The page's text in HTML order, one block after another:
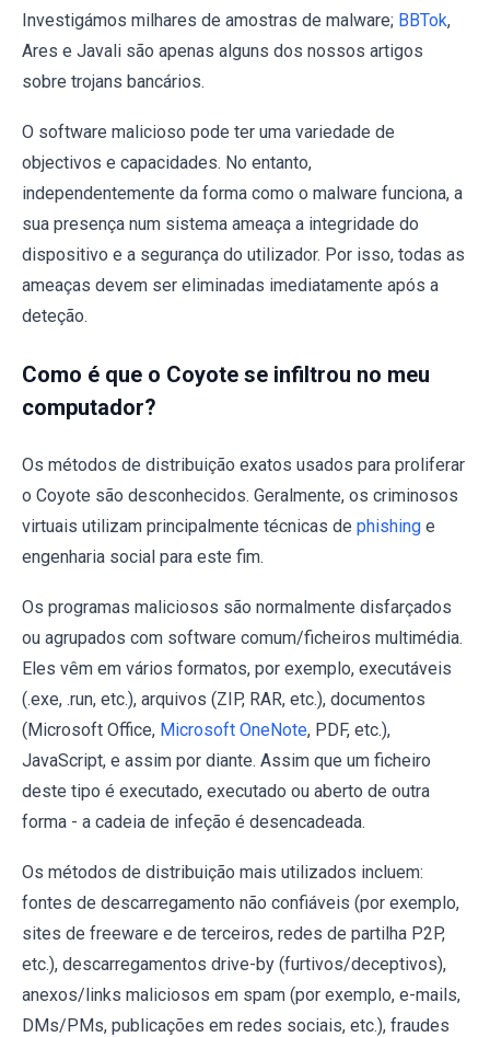
Investigámos milhares de amostras de malware; BBTok,
Ares e Javali são apenas alguns dos nossos artigos
sobre trojans bancários.
O software malicioso pode ter uma variedade de
objectivos e capacidades. No entanto,
independentemente da forma como o malware funciona, a
sua presença num sistema ameaça a integridade do
dispositivo e a segurança do utilizador. Por isso, todas as
ameaças devem ser eliminadas imediatamente após a
deteção.
Como é que o Coyote se infiltrou no meu
computador?
Os métodos de distribuição exatos usados para proliferar
o Coyote são desconhecidos. Geralmente, os criminosos
virtuais utilizam principalmente técnicas de phishing e
engenharia social para este fim.
Os programas maliciosos são normalmente disfarçados
ou agrupados com software comum/ficheiros multimédia.
Eles vêm em vários formatos, por exemplo, executáveis
(.exe, .run, etc.), arquivos (ZIP, RAR, etc.), documentos
(Microsoft Office, Microsoft OneNote, PDF, etc.),
JavaScript, e assim por diante. Assim que um ficheiro
deste tipo é executado, executado ou aberto de outra
forma - a cadeia de infeção é desencadeada.
Os métodos de distribuição mais utilizados incluem:
fontes de descarregamento não confiáveis (por exemplo,
sites de freeware e de terceiros, redes de partilha P2P,
etc.), descarregamentos drive-by (furtivos/deceptivos),
anexos/links maliciosos em spam (por exemplo, e-mails,
DMs/PMs, publicações em redes sociais, etc.), fraudes